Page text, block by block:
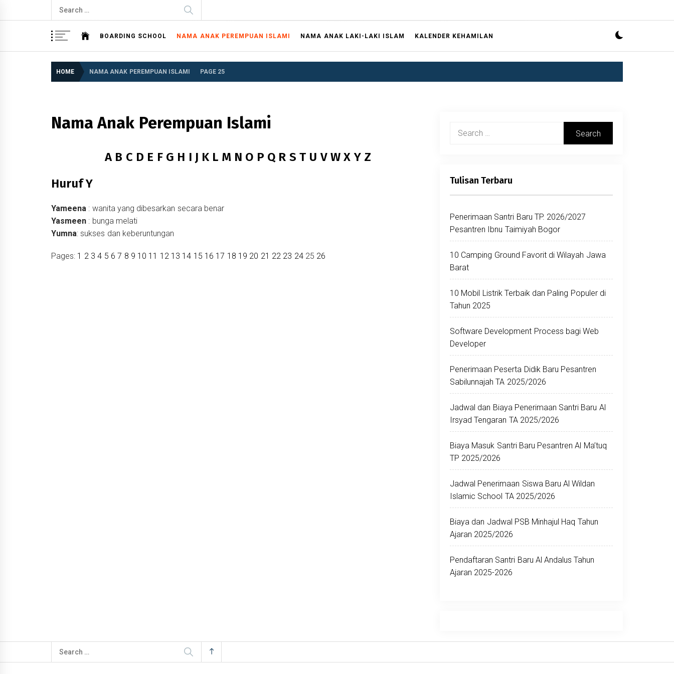
to
Search
for:
BOARDING SCHOOL NAMA ANAK PEREMPUAN ISLAMI NAMA ANAK LAKI-LAKI ISLAM KALENDER KEHAMILAN
HOME NAMA ANAK PEREMPUAN ISLAMI PAGE 25
Nama Anak Perempuan Islami
A B C D E F G H I J K L M N O P Q R S T U V W X Y Z
Huruf Y
Yameena : wanita yang dibesarkan secara benar
Yasmeen : bunga melati
Yumna: sukses dan keberuntungan
Pages: 1 2 3 4 5 6 7 8 9 10 11 12 13 14 15 16 17 18 19 20 21 22 23 24 25 26
Search
Tulisan Terbaru
Penerimaan Santri Baru TP. 2026/2027
Pesantren Ibnu Taimiyah Bogor
10 Camping Ground Favorit di Wilayah Jawa
Barat
10 Mobil Listrik Terbaik dan Paling Populer di
Tahun 2025
Software Development Process bagi Web
Developer
Penerimaan Peserta Didik Baru Pesantren
Sabilunnajah TA 2025/2026
Jadwal dan Biaya Penerimaan Santri Baru Al
Irsyad Tengaran TA 2025/2026
Biaya Masuk Santri Baru Pesantren Al Ma’tuq
TP 2025/2026
Jadwal Penerimaan Siswa Baru Al Wildan
Islamic School TA 2025/2026
Biaya dan Jadwal PSB Minhajul Haq Tahun
Ajaran 2025/2026
Pendaftaran Santri Baru Al Andalus Tahun
Ajaran 2025-2026
Search
for: